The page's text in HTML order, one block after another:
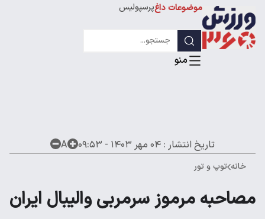
موضوعات داغپرسپولیس
لیگ قهرمانان
تاریخ انتشار : ۰۴ مهر ۱۴۰۳ - ۰۹:۵۳ A
خانه توپ و تور
مصاحبه مرموز سرمربی والیبال ایران